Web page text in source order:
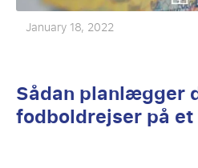
January 18, 2022
Sådan planlægger
fodboldrejser på